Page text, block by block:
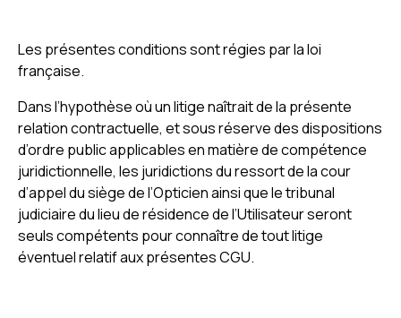
Les présentes conditions sont régies par la loi
française.
Dans l’hypothèse où un litige naîtrait de la présente
relation contractuelle, et sous réserve des dispositions
d’ordre public applicables en matière de compétence
juridictionnelle, les juridictions du ressort de la cour
d’appel du siège de l’Opticien ainsi que le tribunal
judiciaire du lieu de résidence de l’Utilisateur seront
seuls compétents pour connaître de tout litige
éventuel relatif aux présentes CGU.